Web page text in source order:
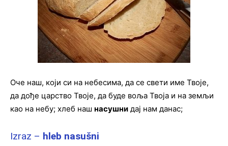
Оче наш, који си на небесима, да се свети име Твоје,
да дође царство Твоје, да буде воља Твоја и на земљи
као на небу; хлеб наш насушни дај нам данас;
Izraz – hleb nasušni